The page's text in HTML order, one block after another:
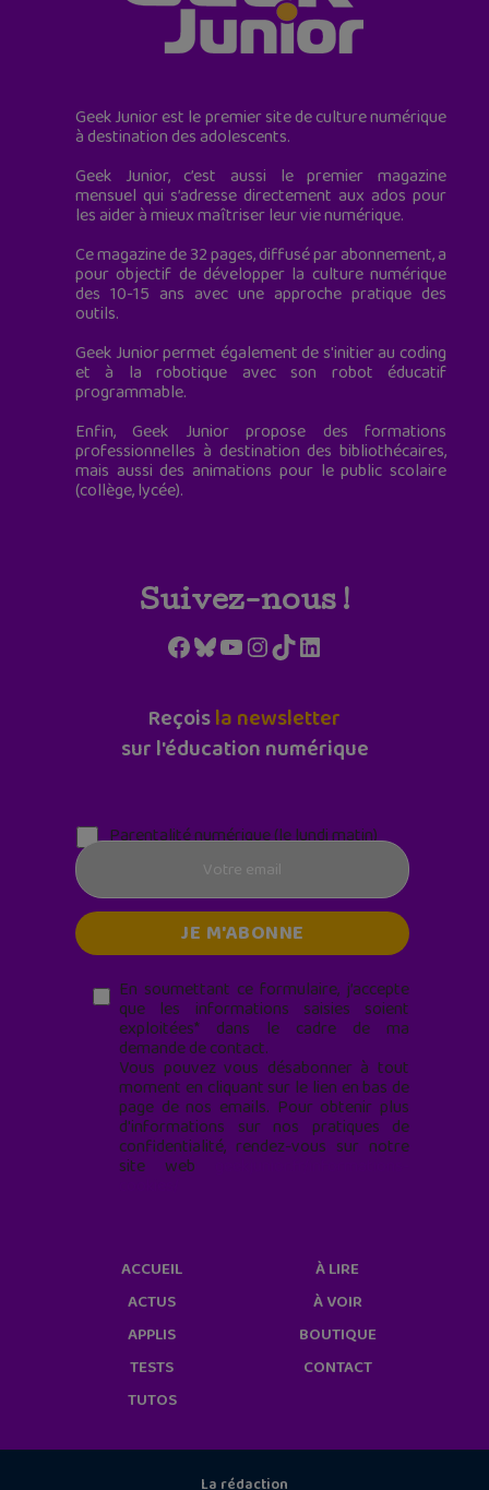
Geek Junior est le premier site de culture numérique
à destination des adolescents.
Geek Junior, c’est aussi le premier magazine
mensuel qui s’adresse directement aux ados pour
les aider à mieux maîtriser leur vie numérique.
Ce magazine de 32 pages, diffusé par abonnement, a
pour objectif de développer la culture numérique
des 10-15 ans avec une approche pratique des
outils.
Geek Junior permet également de s'initier au coding
et à la robotique avec son robot éducatif
programmable.
Enfin, Geek Junior propose des formations
professionnelles à destination des bibliothécaires,
mais aussi des animations pour le public scolaire
(collège, lycée).
Suivez-nous !
Facebook
Bluesky
YouTube
Instagram
TikTokLinkedIn
Reçoisla newsletter
sur l'éducation numérique
Parentalité numérique (le lundi matin)
En soumettant ce formulaire, j’accepte
que les informations saisies soient
exploitées* dans le cadre de ma
demande de contact.
Vous pouvez vous désabonner à tout
moment en cliquant sur le lien en bas de
page de nos emails. Pour obtenir plus
d'informations sur nos pratiques de
confidentialité, rendez-vous sur notre
site web
ACCUEIL
ACTUS
APPLIS
TESTS
TUTOS
À LIRE
À VOIR
BOUTIQUE
CONTACT
La rédaction